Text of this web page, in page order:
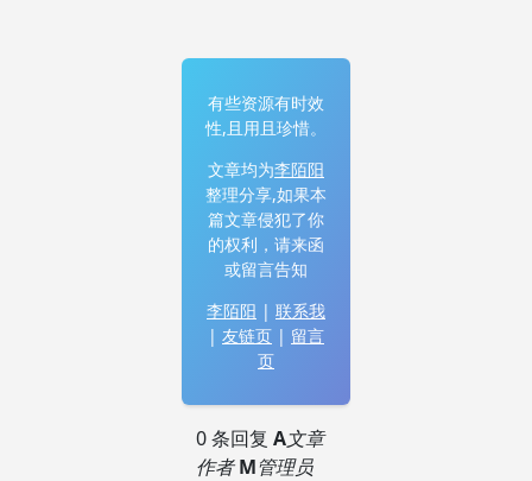
有些资源有时效
性,且用且珍惜。
文章均为李陌阳
整理分享,如果本
篇文章侵犯了你
的权利，请来函
或留言告知
李陌阳 | 联系我
| 友链页 | 留言
页
0 条回复 A文章
作者 M管理员